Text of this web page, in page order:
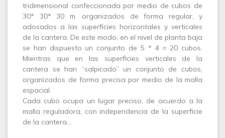
tridimensional confeccionada por medio de cubos de
30* 30* 30 m. organizados de forma regular, y
adosados a las superficies horizontales y verticales
de la cantera. De este modo, en el nivel de planta baja
se han dispuesto un conjunto de 5 * 4 = 20 cubos.
Mientras que en las superficies verticales de la
cantera se han “salpicado” un conjunto de cubos,
organizados de forma precisa por medio de la malla
espacial.
Cada cubo ocupa un lugar preciso, de acuerdo a la
malla reguladora, con independencia de la superficie
de la cantera.…